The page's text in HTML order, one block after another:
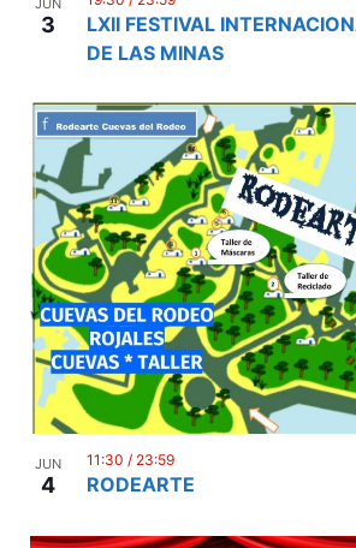
JUN
3
LXII FESTIVAL
DE LAS MINAS
JUN
4 RODEARTE
11:30 / 23:59